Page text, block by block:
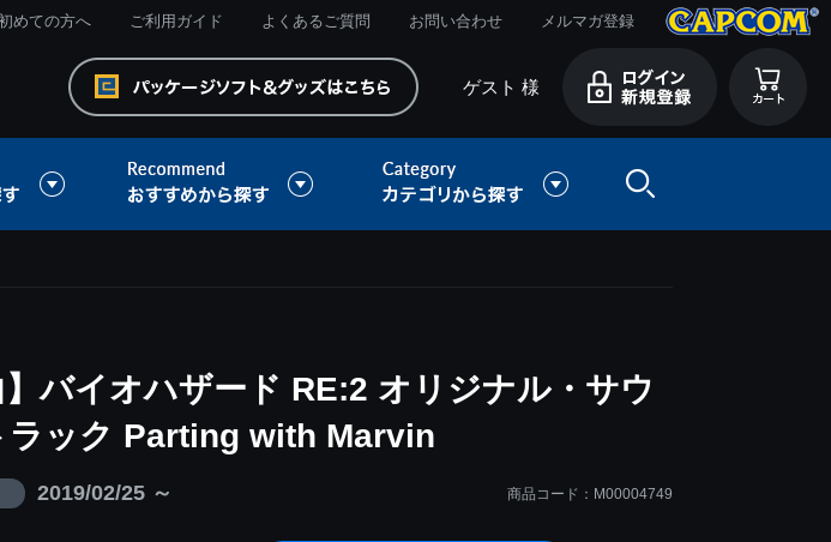
めての方へ ご利用ガイド よくあるご質問 お問い合わせ メルマガ登録
ゲスト 様
】バイオハザード RE:2 オリジナル・サウ
ラック Parting with Marvin
2019/02/25 ～ 商品コード：M00004749